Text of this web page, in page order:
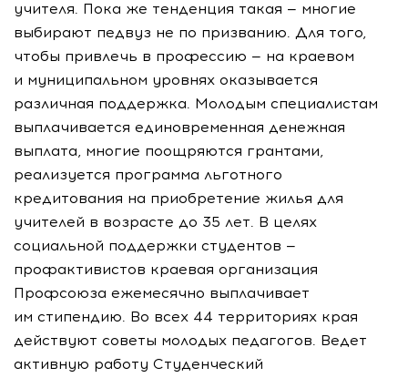
учителя. Пока же тенденция такая — многие
выбирают педвуз не по призванию. Для того,
чтобы привлечь в профессию — на краевом
и муниципальном уровнях оказывается
различная поддержка. Молодым специалистам
выплачивается единовременная денежная
выплата, многие поощряются грантами,
реализуется программа льготного
кредитования на приобретение жилья для
учителей в возрасте до 35 лет. В целях
социальной поддержки студентов —
профактивистов краевая организация
Профсоюза ежемесячно выплачивает
им стипендию. Во всех 44 территориях края
действуют советы молодых педагогов. Ведет
активную работу Студенческий